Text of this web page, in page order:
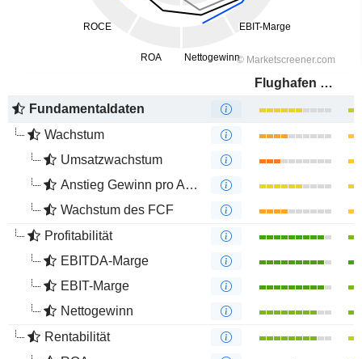
Flughafen Wien AG
Fundamentaldaten
Wachstum
Umsatzwachstum
Anstieg Gewinn pro Aktie
Wachstum des FCF
Profitabilität
EBITDA-Marge
EBIT-Marge
Nettogewinn
Rentabilität